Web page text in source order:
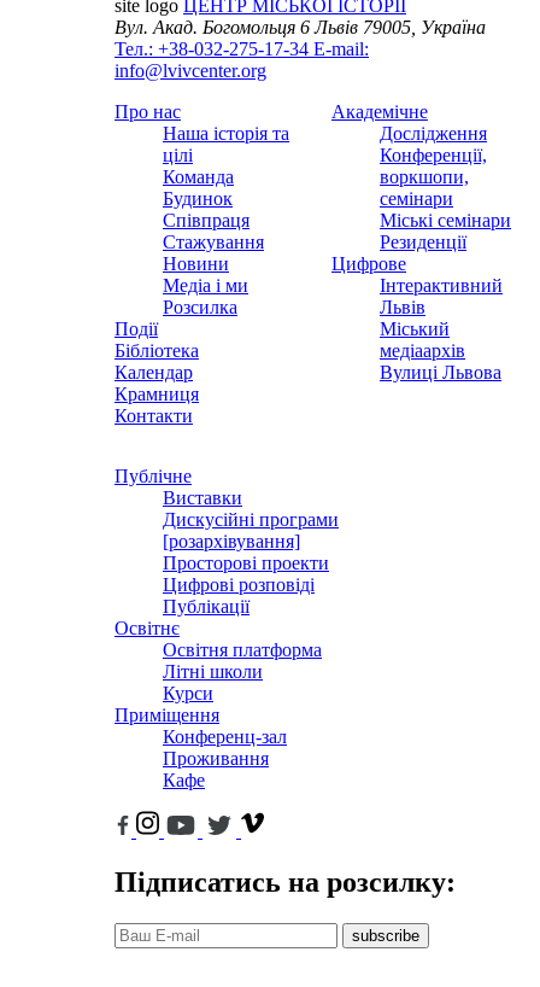
site logo
ЦЕНТР МІСЬКОЇ ІСТОРІЇ
Вул. Акад. Богомольця 6Львів 79005, Україна
Тел.: +38-032-275-17-34 E-mail:
info@lvivcenter.org
Про нас
Наша історія та
цілі
Команда
Будинок
Співпраця
Стажування
Новини
Медіа і ми
Розсилка
Події
Бібліотека
Календар
Крамниця
Контакти
Академічне
Дослідження
Конференції,
воркшопи,
семінари
Міські семінари
Резиденції
Цифрове
Інтерактивний
Львів
Міський
медіаархів
Вулиці Львова
Публічне
Виставки
Дискусійні програми
[розархівування]
Просторові проекти
Цифрові розповіді
Публікації
Освітнє
Освітня платформа
Літні школи
Курси
Приміщення
Конференц-зал
Проживання
Кафе
Підписатись на розсилку:
subscribe